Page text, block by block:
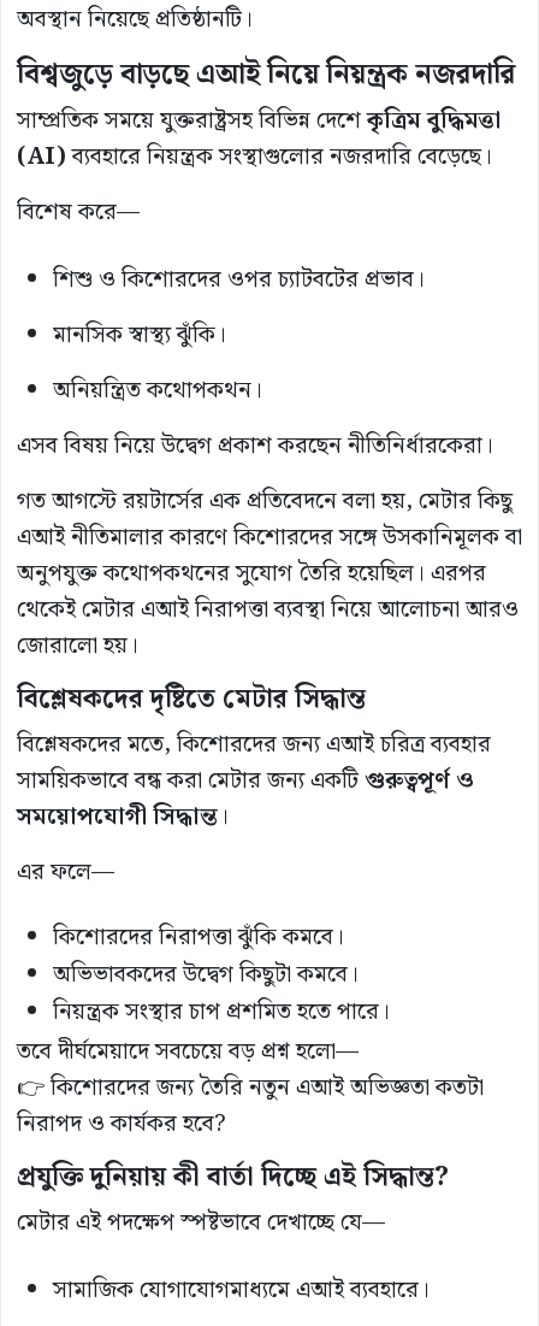
অবস্থান নিয়েছে প্রতিষ্ঠানটি।
বিশ্বজুড়ে বাড়ছে এআই নিয়ে নিয়ন্ত্রক নজরদারি
সাম্প্রতিক সময়ে যুক্তরাষ্ট্রসহ বিভিন্ন দেশেকৃত্রিম বুদ্ধিমত্তা
(AI)ব্যবহারে নিয়ন্ত্রক সংস্থাগুলোর নজরদারি বেড়েছে।
বিশেষ করে—
শিশু ও কিশোরদের ওপর চ্যাটবটের প্রভাব।
মানসিক স্বাস্থ্য ঝুঁকি।
অনিয়ন্ত্রিত কথোপকথন।
এসব বিষয় নিয়ে উদ্বেগ প্রকাশ করছেন নীতিনির্ধারকেরা।
গত আগস্টে রয়টার্সের এক প্রতিবেদনে বলা হয়, মেটার কিছু
এআই নীতিমালার কারণে কিশোরদের সঙ্গে উসকানিমূলক বা
অনুপযুক্ত কথোপকথনের সুযোগ তৈরি হয়েছিল। এরপর
থেকেই মেটার এআই নিরাপত্তা ব্যবস্থা নিয়ে আলোচনা আরও
জোরালো হয়।
বিশ্লেষকদের দৃষ্টিতে মেটার সিদ্ধান্ত
বিশ্লেষকদের মতে, কিশোরদের জন্য এআই চরিত্র ব্যবহার
সাময়িকভাবে বন্ধ করা মেটার জন্য একটিগুরুত্বপূর্ণ ও
সময়োপযোগী সিদ্ধান্ত।
এর ফলে—
কিশোরদের নিরাপত্তা ঝুঁকি কমবে।
অভিভাবকদের উদ্বেগ কিছুটা কমবে।
নিয়ন্ত্রক সংস্থার চাপ প্রশমিত হতে পারে।
তবে দীর্ঘমেয়াদে সবচেয়ে বড় প্রশ্ন হলো—
👉 কিশোরদের জন্য তৈরি নতুন এআই অভিজ্ঞতা কতটা
নিরাপদ ও কার্যকর হবে?
প্রযুক্তি দুনিয়ায় কী বার্তা দিচ্ছে এই সিদ্ধান্ত?
মেটার এই পদক্ষেপ স্পষ্টভাবে দেখাচ্ছে যে—
সামাজিক যোগাযোগমাধ্যমে এআই ব্যবহারে।